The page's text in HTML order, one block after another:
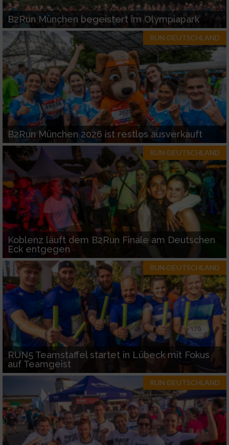
B2Run München begeistert im Olympiapark
RUN-DEUTSCHLAND
B2Run München 2026 ist restlos ausverkauft
RUN-DEUTSCHLAND
Koblenz läuft dem B2Run Finale am Deutschen
Eck entgegen
RUN-DEUTSCHLAND
RUN5 Teamstaffel startet in Lübeck mit Fokus
auf Teamgeist
RUN-DEUTSCHLAND